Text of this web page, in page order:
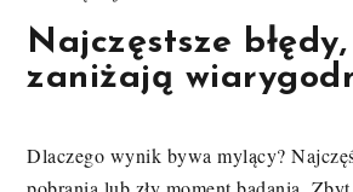
Najczęstsze
zaniżają
Dlaczego wynik bywa mylący?